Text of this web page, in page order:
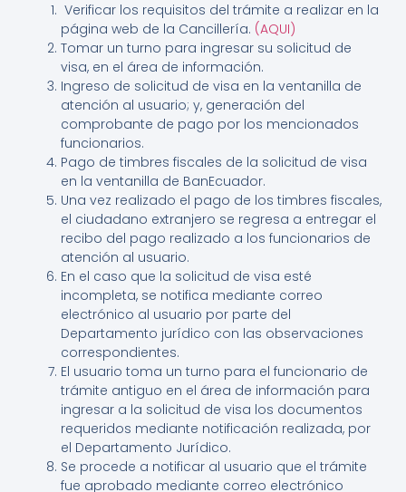
Verificar los requisitos del trámite a realizar en la
página web de la Cancillería. (AQUI)
Tomar un turno para ingresar su solicitud de
visa, en el área de información.
Ingreso de solicitud de visa en la ventanilla de
atención al usuario; y, generación del
comprobante de pago por los mencionados
funcionarios.
Pago de timbres fiscales de la solicitud de visa
en la ventanilla de BanEcuador.
Una vez realizado el pago de los timbres fiscales,
el ciudadano extranjero se regresa a entregar el
recibo del pago realizado a los funcionarios de
atención al usuario.
En el caso que la solicitud de visa esté
incompleta, se notifica mediante correo
electrónico al usuario por parte del
Departamento jurídico con las observaciones
correspondientes.
El usuario toma un turno para el funcionario de
trámite antiguo en el área de información para
ingresar a la solicitud de visa los documentos
requeridos mediante notificación realizada, por
el Departamento Jurídico.
Se procede a notificar al usuario que el trámite
fue aprobado mediante correo electrónico